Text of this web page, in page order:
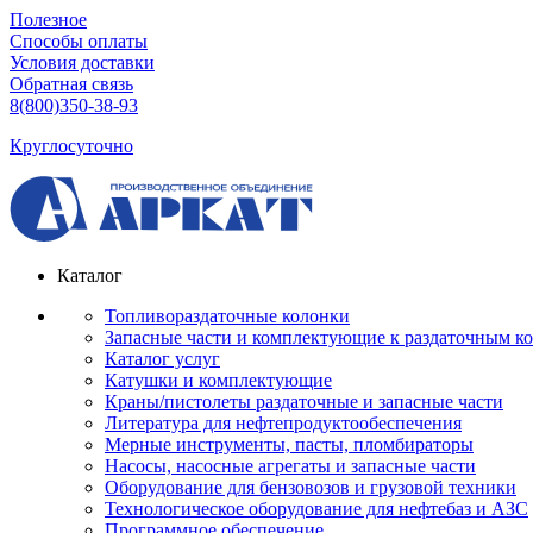
Полезное
Способы оплаты
Условия доставки
Обратная связь
8(800)350-38-93
Круглосуточно
Каталог
Топливораздаточные колонки
Запасные части и комплектующие к раздаточным
Каталог услуг
Катушки и комплектующие
Краны/пистолеты раздаточные и запасные части
Литература для нефтепродуктообеспечения
Мерные инструменты, пасты, пломбираторы
Насосы, насосные агрегаты и запасные части
Оборудование для бензовозов и грузовой техники
Технологическое оборудование для нефтебаз и АЗС